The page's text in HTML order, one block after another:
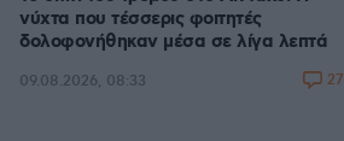
νύχτα που τέσσερις φοιτητές
δολοφονήθηκαν μέσα σε λίγα λεπτά
09.08.2026, 08:33 27